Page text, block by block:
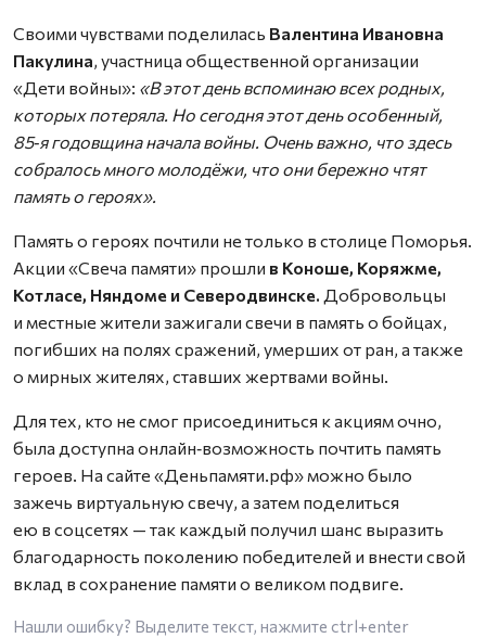
Своими чувствами поделилась Валентина Ивановна
Пакулина, участница общественной организации
«Дети войны»: «В этот день вспоминаю всех родных,
которых потеряла. Но сегодня этот день особенный,
85‑я годовщина начала войны. Очень важно, что здесь
собралось много молодёжи, что они бережно чтят
память о героях».
Память о героях почтили не только в столице Поморья.
Акции «Свеча памяти» прошли в Коноше, Коряжме,
Котласе, Няндоме и Северодвинске. Добровольцы
и местные жители зажигали свечи в память о бойцах,
погибших на полях сражений, умерших от ран, а также
о мирных жителях, ставших жертвами войны.
Для тех, кто не смог присоединиться к акциям очно,
была доступна онлайн‑возможность почтить память
героев. На сайте «Деньпамяти.рф» можно было
зажечь виртуальную свечу, а затем поделиться
ею в соцсетях — так каждый получил шанс выразить
благодарность поколению победителей и внести свой
вклад в сохранение памяти о великом подвиге.
Нашли ошибку? Выделите текст, нажмите ctrl+enter